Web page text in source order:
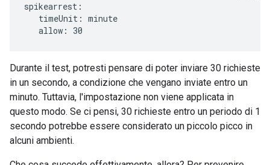
spikearrest:
   timeUnit: minute
   allow: 30
Durante il test, potresti pensare di poter inviare 30 richieste
in un secondo, a condizione che vengano inviate entro un
minuto. Tuttavia, l'impostazione non viene applicata in
questo modo. Se ci pensi, 30 richieste entro un periodo di 1
secondo potrebbe essere considerato un piccolo picco in
alcuni ambienti.